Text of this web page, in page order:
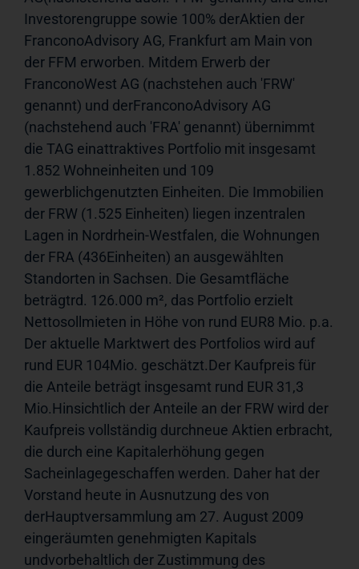
Investorengruppe sowie 100% derAktien der
FranconoAdvisory AG, Frankfurt am Main von
der FFM erworben. Mitdem Erwerb der
FranconoWest AG (nachstehen auch 'FRW'
genannt) und derFranconoAdvisory AG
(nachstehend auch 'FRA' genannt) übernimmt
die TAG einattraktives Portfolio mit insgesamt
1.852 Wohneinheiten und 109
gewerblichgenutzten Einheiten. Die Immobilien
der FRW (1.525 Einheiten) liegen inzentralen
Lagen in Nordrhein-Westfalen, die Wohnungen
der FRA (436Einheiten) an ausgewählten
Standorten in Sachsen. Die Gesamtfläche
beträgtrd. 126.000 m², das Portfolio erzielt
Nettosollmieten in Höhe von rund EUR8 Mio. p.a.
Der aktuelle Marktwert des Portfolios wird auf
rund EUR 104Mio. geschätzt.Der Kaufpreis für
die Anteile beträgt insgesamt rund EUR 31,3
Mio.Hinsichtlich der Anteile an der FRW wird der
Kaufpreis vollständig durchneue Aktien erbracht,
die durch eine Kapitalerhöhung gegen
Sacheinlagegeschaffen werden. Daher hat der
Vorstand heute in Ausnutzung des von
derHauptversammlung am 27. August 2009
eingeräumten genehmigten Kapitals
undvorbehaltlich der Zustimmung des